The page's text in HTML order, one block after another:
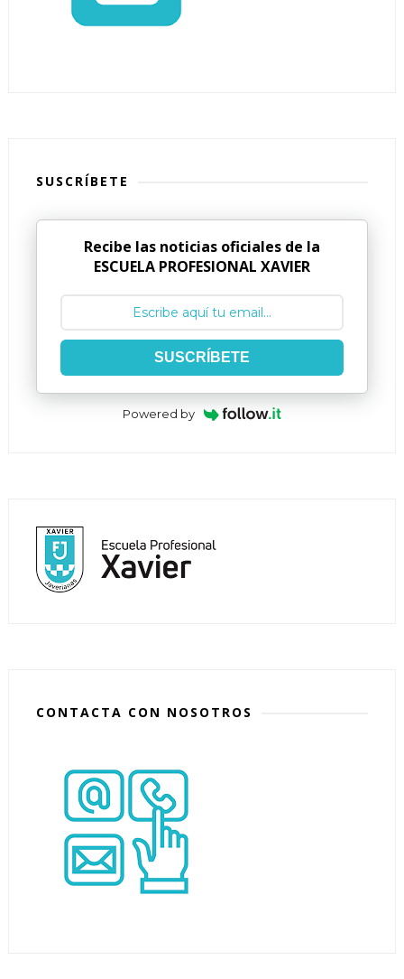
SUSCRÍBETE
Recibe las noticias oficiales de la
ESCUELA PROFESIONAL XAVIER
SUSCRÍBETE
Powered by
CONTACTA CON NOSOTROS